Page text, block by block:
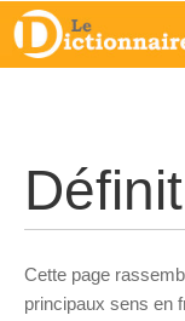
Cette page
principaux sens en